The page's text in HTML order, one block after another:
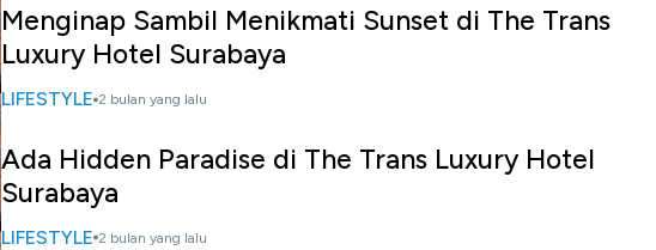
Menginap Sambil Menikmati Sunset di The Trans
Luxury Hotel Surabaya
LIFESTYLE 2 bulan yang lalu
Ada Hidden Paradise di The Trans Luxury Hotel
Surabaya
LIFESTYLE 2 bulan yang lalu